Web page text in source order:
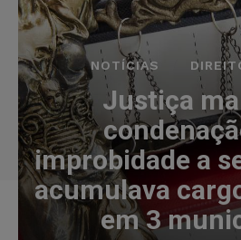
NOTÍCIAS
Justiça
improbidade a
acumulava
em 3